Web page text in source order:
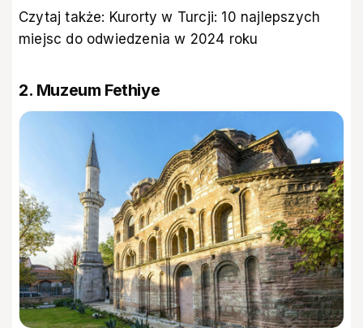
Czytaj także: Kurorty w Turcji: 10 najlepszych
miejsc do odwiedzenia w 2024 roku
2. Muzeum Fethiye